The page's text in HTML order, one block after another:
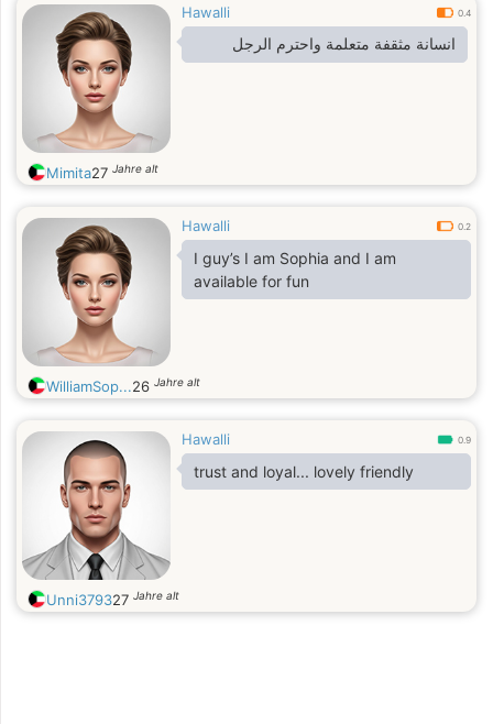
Hawalli 0.4
انسانة مثقفة متعلمة واحترم الرجل
Mimita27 Jahre alt
Hawalli 0.2
I guy’s I am Sophia and I am
available for fun
WilliamSop...26 Jahre alt
Hawalli 0.9
trust and loyal... lovely friendly
Unni379327 Jahre alt